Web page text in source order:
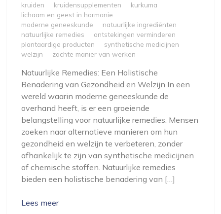
kruiden
kruidensupplementen
kurkuma
lichaam en geest in harmonie
moderne geneeskunde
natuurlijke ingrediënten
natuurlijke remedies
ontstekingen verminderen
plantaardige producten
synthetische medicijnen
welzijn
zachte manier van werken
Natuurlijke Remedies: Een Holistische
Benadering van Gezondheid en Welzijn In een
wereld waarin moderne geneeskunde de
overhand heeft, is er een groeiende
belangstelling voor natuurlijke remedies. Mensen
zoeken naar alternatieve manieren om hun
gezondheid en welzijn te verbeteren, zonder
afhankelijk te zijn van synthetische medicijnen
of chemische stoffen. Natuurlijke remedies
bieden een holistische benadering van […]
Lees meer